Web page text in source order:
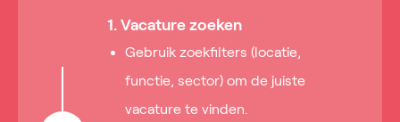
1. Vacature zoeken
Gebruik zoekfilters (locatie,
functie, sector) om de juiste
vacature te vinden.